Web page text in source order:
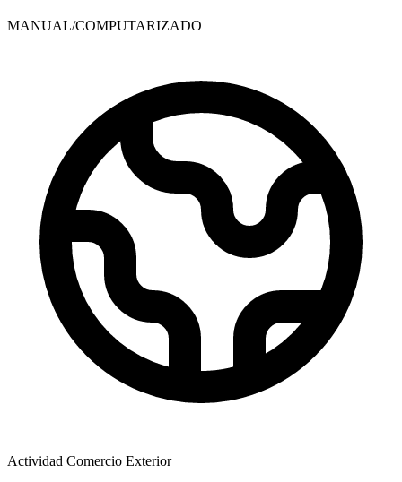
MANUAL/COMPUTARIZADO
Actividad Comercio Exterior